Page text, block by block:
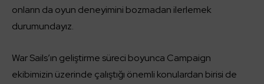
onların da oyun deneyimini bozmadan ilerlemek
durumundayız.
War Sails’ın geliştirme süreci boyunca Campaign
ekibimizin üzerinde çalıştığı önemli konulardan birisi de